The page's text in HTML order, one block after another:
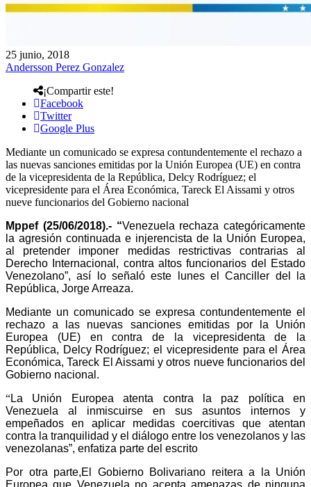
25 junio, 2018
Andersson Perez Gonzalez
¡Compartir este!
Facebook
Twitter
Google Plus
Mediante un comunicado se expresa contundentemente el rechazo a
las nuevas sanciones emitidas por la Unión Europea (UE) en contra
de la vicepresidenta de la República, Delcy Rodríguez; el
vicepresidente para el Área Económica, Tareck El Aissami y otros
nueve funcionarios del Gobierno nacional
Mppef (25/06/2018).- “Venezuela rechaza categóricamente
la agresión continuada e injerencista de la Unión Europea,
al pretender imponer medidas restrictivas contrarias al
Derecho Internacional, contra altos funcionarios del Estado
Venezolano”, así lo señaló este lunes el Canciller del la
República, Jorge Arreaza.
Mediante un comunicado se expresa contundentemente el
rechazo a las nuevas sanciones emitidas por la Unión
Europea (UE) en contra de la vicepresidenta de la
República, Delcy Rodríguez; el vicepresidente para el Área
Económica, Tareck El Aissami y otros nueve funcionarios del
Gobierno nacional.
“La Unión Europea atenta contra la paz política en
Venezuela al inmiscuirse en sus asuntos internos y
empeñados en aplicar medidas coercitivas que atentan
contra la tranquilidad y el diálogo entre los venezolanos y las
venezolanas”, enfatiza parte del escrito
Por otra parte,El Gobierno Bolivariano reitera a la Unión
Europea que Venezuela no acepta amenazas de ninguna